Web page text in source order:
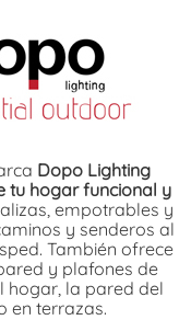
Dopo Lighting
tu hogar funcional y
empotrables y
y senderos al
También ofrece
y plafones de
hogar, la pared del
en terrazas.